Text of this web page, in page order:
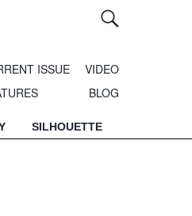
ISSUE
VIDEO
BLOG
SILHOUETTE